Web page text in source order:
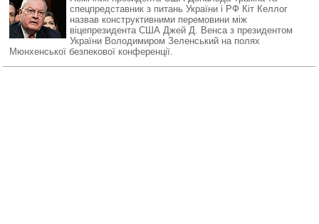
спецпредставник з питань України і РФ Кіт Келлог
назвав конструктивними перемовини між
віцепрезидента США Джей Д. Венса з президентом
України Володимиром Зеленський на полях
Мюнхенської безпекової конференції.